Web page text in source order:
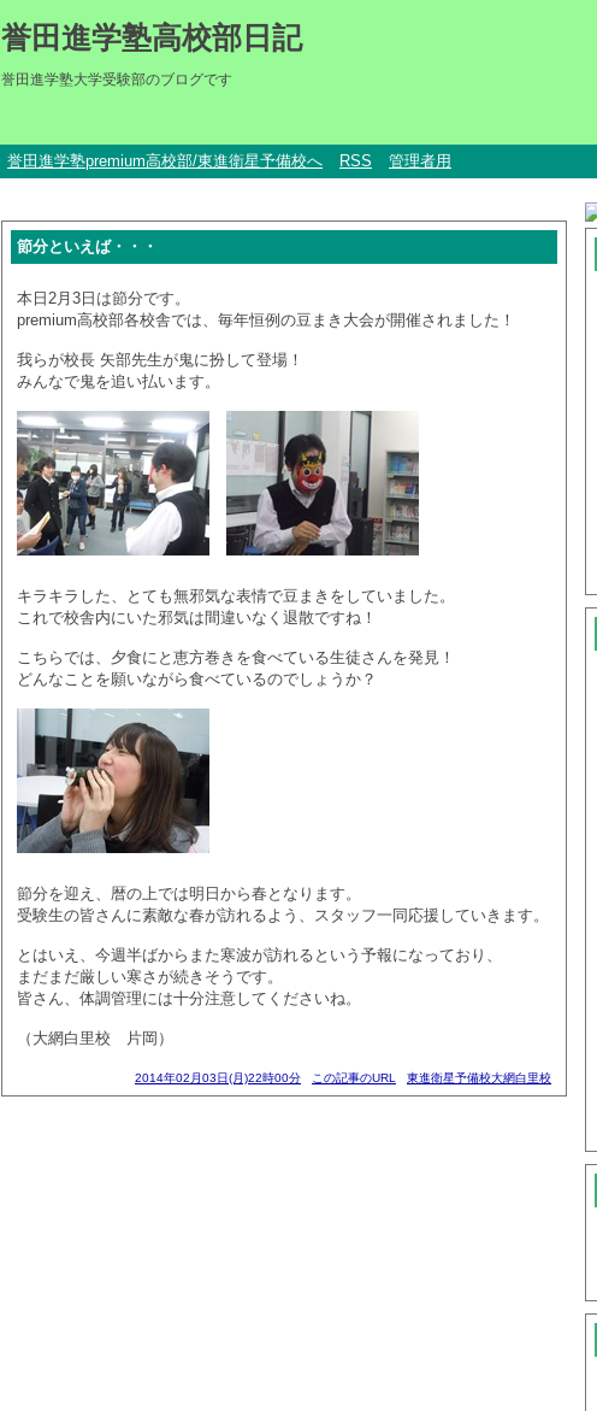
誉田進学塾高校部日記
誉田進学塾大学受験部のブログです
誉田進学塾premium高校部/東進衛星予備校へ RSS 管理者用
節分といえば・・・
本日2月3日は節分です。
premium高校部各校舎では、毎年恒例の豆まき大会が開催されました！
我らが校長 矢部先生が鬼に扮して登場！
みんなで鬼を追い払います。
キラキラした、とても無邪気な表情で豆まきをしていました。
これで校舎内にいた邪気は間違いなく退散ですね！
こちらでは、夕食にと恵方巻きを食べている生徒さんを発見！
どんなことを願いながら食べているのでしょうか？
節分を迎え、暦の上では明日から春となります。
受験生の皆さんに素敵な春が訪れるよう、スタッフ一同応援していきます。
とはいえ、今週半ばからまた寒波が訪れるという予報になっており、
まだまだ厳しい寒さが続きそうです。
皆さん、体調管理には十分注意してくださいね。
（大網白里校 片岡）
2014年02月03日(月)22時00分 この記事のURL 東進衛星予備校大網白里校